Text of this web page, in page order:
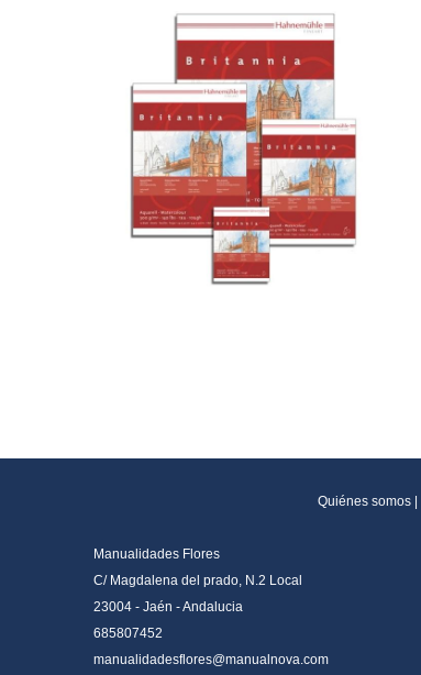
Quiénes somos
Manualidades Flores
C/ Magdalena del prado, N.2 Local
23004 - Jaén - Andalucia
685807452
manualidadesflores@manualnova.com